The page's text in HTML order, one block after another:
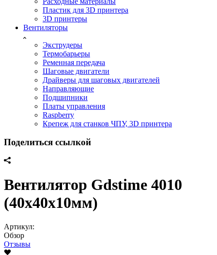
Пластик для 3D принтера
3D принтеры
Вентиляторы
Экструдеры
Термобарьеры
Ременная передача
Шаговые двигатели
Драйверы для шаговых двигателей
Направляющие
Подшипники
Платы управления
Raspberry
Крепеж для станков ЧПУ, 3D принтера
Поделиться ссылкой
Вентилятор Gdstime 4010
(40х40x10мм)
Артикул:
Обзор
Отзывы